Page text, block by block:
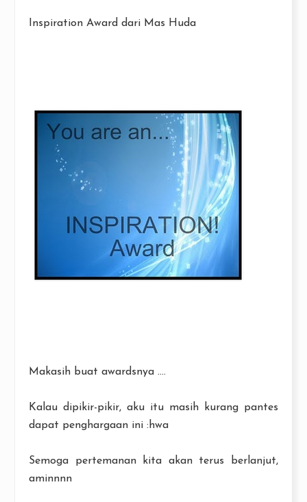
Inspiration Award dari Mas Huda
Makasih buat awardsnya ....
Kalau dipikir-pikir, aku itu masih kurang pantes
dapat penghargaan ini :hwa
Semoga pertemanan kita akan terus berlanjut,
aminnnn